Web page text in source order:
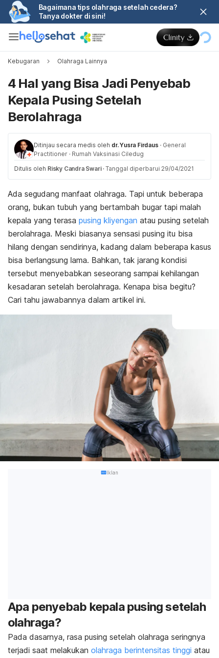
Bagaimana tips olahraga setelah cedera?
Tanya dokter di sini!
Kebugaran Olahraga Lainnya
4 Hal yang Bisa Jadi Penyebab
Kepala Pusing Setelah
Berolahraga
Ditinjau secara medis oleh dr. Yusra Firdaus · General
Practitioner · Rumah Vaksinasi Ciledug
Ditulis oleh Risky Candra Swari · Tanggal diperbarui 29/04/2021
Ada segudang manfaat olahraga. Tapi untuk beberapa
orang, bukan tubuh yang bertambah bugar tapi malah
kepala yang terasa pusing kliyengan atau pusing setelah
berolahraga. Meski biasanya sensasi pusing itu bisa
hilang dengan sendirinya, kadang dalam beberapa kasus
bisa berlangsung lama. Bahkan, tak jarang kondisi
tersebut menyebabkan seseorang sampai kehilangan
kesadaran setelah berolahraga. Kenapa bisa begitu?
Cari tahu jawabannya dalam artikel ini.
Iklan
Apa penyebab kepala pusing setelah
olahraga?
Pada dasarnya, rasa pusing setelah olahraga seringnya
terjadi saat melakukan olahraga berintensitas tinggi atau